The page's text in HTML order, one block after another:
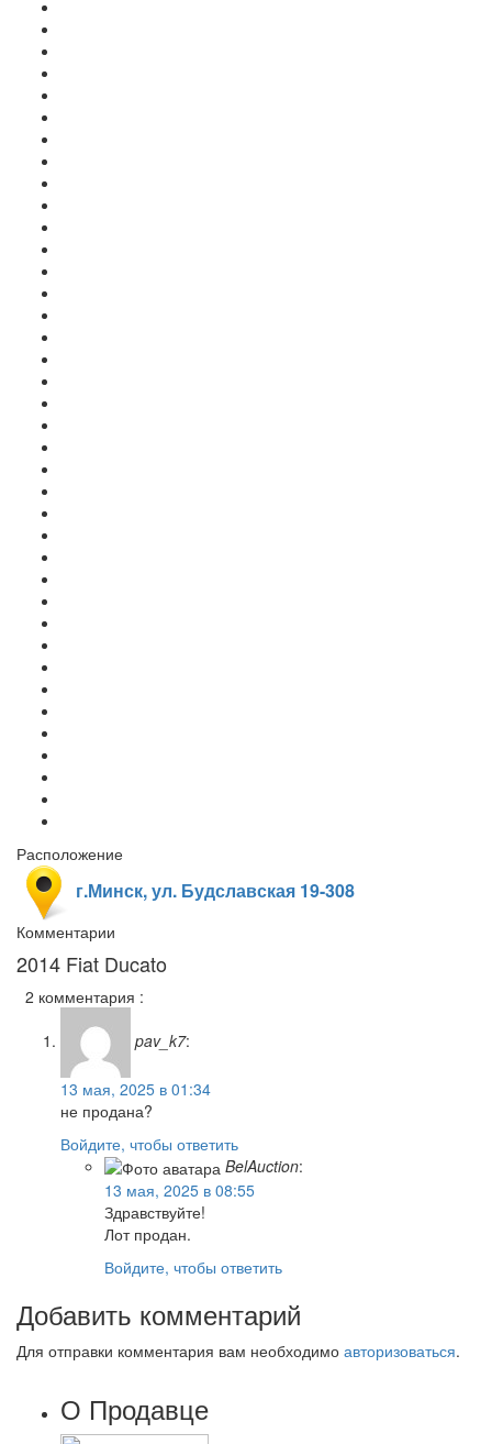
Расположение
г.Минск, ул. Будславская 19-308
Комментарии
2014 Fiat Ducato
2 комментария :
pav_k7:
13 мая, 2025 в 01:34
не продана?
Войдите, чтобы ответить
BelAuction:
13 мая, 2025 в 08:55
Здравствуйте!
Лот продан.
Войдите, чтобы ответить
Добавить комментарий
Для отправки комментария вам необходимо авторизоваться.
О Продавце